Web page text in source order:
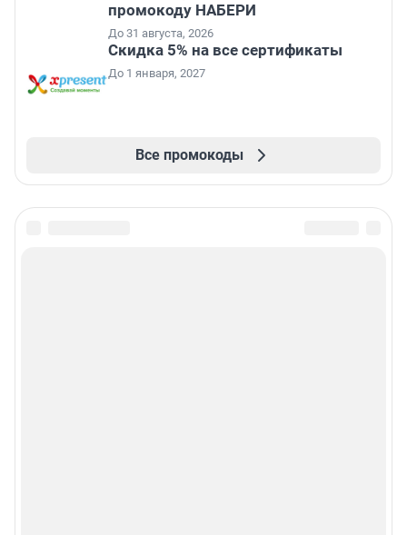
промокоду НАБЕРИ
До 31 августа, 2026
Скидка 5% на все сертификаты
До 1 января, 2027
Все промокоды